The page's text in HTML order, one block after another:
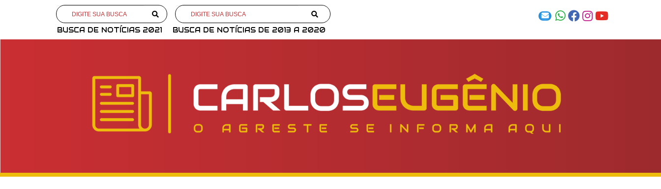
BUSCA DE NOTÍCIAS 2021 BUSCA DE NOTÍCIAS DE 2013 A 2020